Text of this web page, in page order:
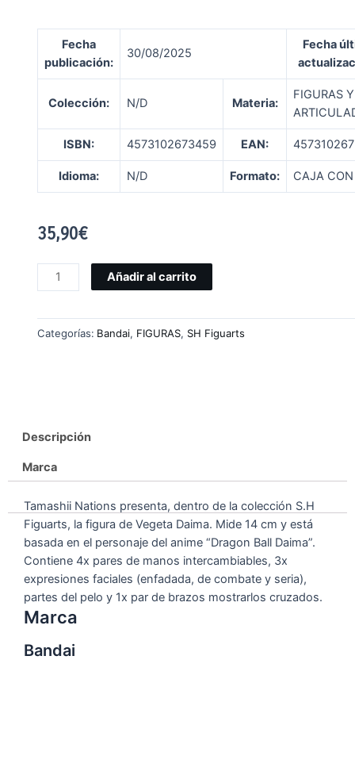
Fecha
publicación:
30/08/2025
Fecha
Colección: N/D Materia:
FIGURAS
ISBN: 4573102673459 EAN:
Idioma: N/D Formato: CAJA
35,90€
Añadir al carrito
Categorías: Bandai, FIGURAS, SH Figuarts
Descripción
Marca
Tamashii Nations presenta, dentro de la colección S.H
Figuarts, la figura de Vegeta Daima. Mide 14 cm y está
basada en el personaje del anime “Dragon Ball Daima”.
Contiene 4x pares de manos intercambiables, 3x
expresiones faciales (enfadada, de combate y seria),
partes del pelo y 1x par de brazos mostrarlos cruzados.
Marca
Bandai